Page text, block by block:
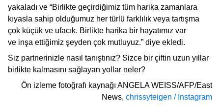
yakaladı ve “Birlikte geçirdiğimiz tüm harika zamanlara
kıyasla sahip olduğumuz her türlü farklılık veya tartışma
çok küçük ve ufacık. Birlikte harika bir hayatımız var
ve inşa ettiğimiz şeyden çok mutluyuz.” diye ekledi.
Siz partnerinizle nasıl tanıştınız? Sizce bir çiftin uzun yıllar
birlikte kalmasını sağlayan yollar neler?
Ön izleme fotoğrafı kaynağı ANGELA WEISS/AFP/East
News, chrissyteigen / Instagram